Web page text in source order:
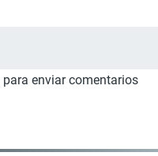
para enviar comentarios